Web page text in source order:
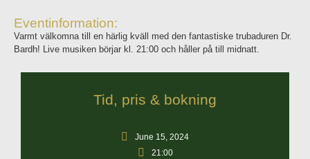
Eventinformation:
Varmt välkomna till en härlig kväll med den fantastiske trubaduren Dr.
Bardh! Live musiken börjar kl. 21:00 och håller på till midnatt.
Tid, pris & bokning
June 15, 2024
21:00